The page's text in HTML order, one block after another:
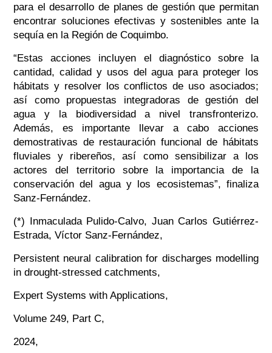
para el desarrollo de planes de gestión que permitan
encontrar soluciones efectivas y sostenibles ante la
sequía en la Región de Coquimbo.
“Estas acciones incluyen el diagnóstico sobre la
cantidad, calidad y usos del agua para proteger los
hábitats y resolver los conflictos de uso asociados;
así como propuestas integradoras de gestión del
agua y la biodiversidad a nivel transfronterizo.
Además, es importante llevar a cabo acciones
demostrativas de restauración funcional de hábitats
fluviales y ribereños, así como sensibilizar a los
actores del territorio sobre la importancia de la
conservación del agua y los ecosistemas”, finaliza
Sanz-Fernández.
(*) Inmaculada Pulido-Calvo, Juan Carlos Gutiérrez-
Estrada, Víctor Sanz-Fernández,
Persistent neural calibration for discharges modelling
in drought-stressed catchments,
Expert Systems with Applications,
Volume 249, Part C,
2024,